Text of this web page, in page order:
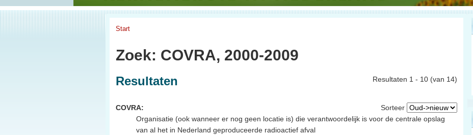
Start
Zoek: COVRA, 2000-2009
Resultaten 1 - 10 (van 14)
Resultaten
Sorteer
COVRA:
Organisatie (ook wanneer er nog geen locatie is) die verantwoordelijk is voor de centrale opslag
van al het in Nederland geproduceerde radioactief afval